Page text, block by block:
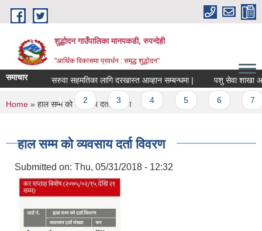
Skip to main content
शुद्धोदन गाउँपालिका मानपकडी, रुपन्देही
"आर्थिक विकासमा प्रवर्धन : समृद्ध शुद्धोदन”
समाचार सरुवा सहमतिका लागि दरखास्त आव्हान सम्बन्धमा | पशु सेवा शाखा
Pages
1 2 3
You are here
Home » हाल सम्म को व्यवसाय दर्ता विवरण
हाल सम्म को व्यवसाय दर्ता विवरण
Submitted on: Thu, 05/31/2018 - 12:32